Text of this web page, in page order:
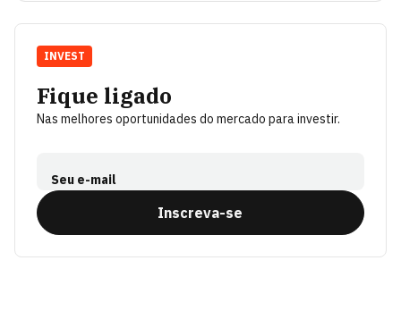
Fique ligado
Nas melhores oportunidades do mercado para investir.
Seu e-mail
Inscreva-se
INVEST